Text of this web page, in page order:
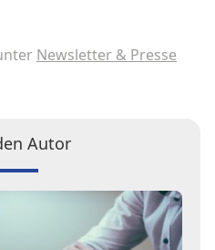
Newsletter & Presse
Autor